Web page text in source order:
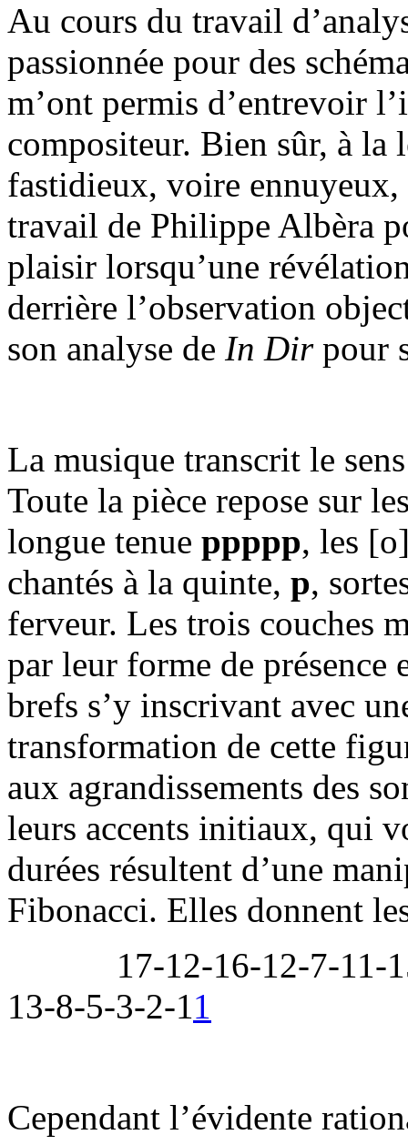
Au cours du travail
passionnée pour des
m’ont permis d’entrevoir
compositeur. Bien sûr, à la
fastidieux, voire
travail de Philippe Albèra
plaisir lorsqu’une
derrière l’observation
son analyse de In Dirpour
La musique transcrit le
Toute la pièce repose sur
longue tenue ppppp, les
chantés à la quinte, p,
ferveur. Les trois couches
par leur forme de présence
brefs s’y inscrivant avec
transformation de cette
aux agrandissements des
leurs accents initiaux, qui
durées résultent d’une
Fibonacci. Elles donnent
17-12-16-12-7-11-15-
13-8-5-3-2-11
Cependant l’évidente